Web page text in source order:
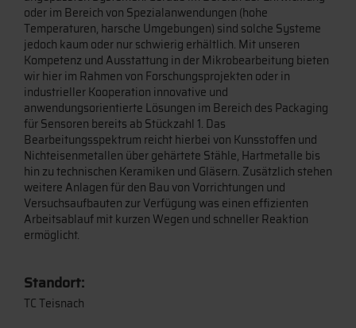
oder im Bereich von Spezialanwendungen (hohe
Temperaturen, harsche Umgebungen) sind solche Systeme
jedoch kaum oder nur schwierig erhältlich. Mit unseren
Kompetenz und Ausstattung in der Mikrobearbeitung bieten
wir hier im Rahmen von Forschungsprojekten oder in
industrieller Kooperation innovative und
anwendungsorientierte Lösungen im Bereich des Packaging
für Sensoren bereits ab Stückzahl 1. Das
Bearbeitungsspektrum reicht hierbei von Kunsstoffen und
Nichteisenmetallen über gehärtete Stähle, Hartmetalle bis
hin zu technischen Keramiken und Gläsern. Zusätzlich stehen
weitere Anlagen für den Bau von Vorrichtungen und
Versuchsaufbauten zur Verfügung was einen effizienten
Arbeitsablauf mit kurzen Wegen und schneller Reaktion
ermöglicht.
Standort:
TC Teisnach